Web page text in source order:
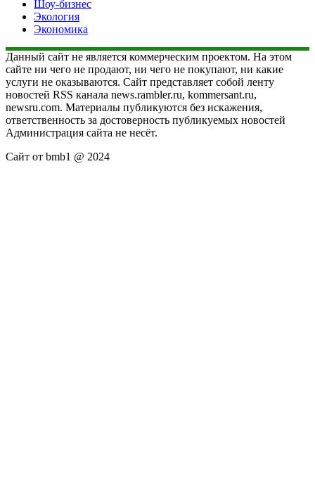
Шоу-бизнес
Экология
Экономика
Данный сайт не является коммерческим проектом. На этом
сайте ни чего не продают, ни чего не покупают, ни какие
услуги не оказываются. Сайт представляет собой ленту
новостей RSS канала news.rambler.ru, kommersant.ru,
newsru.com. Материалы публикуются без искажения,
ответственность за достоверность публикуемых новостей
Администрация сайта не несёт.
Сайт от bmb1 @ 2024